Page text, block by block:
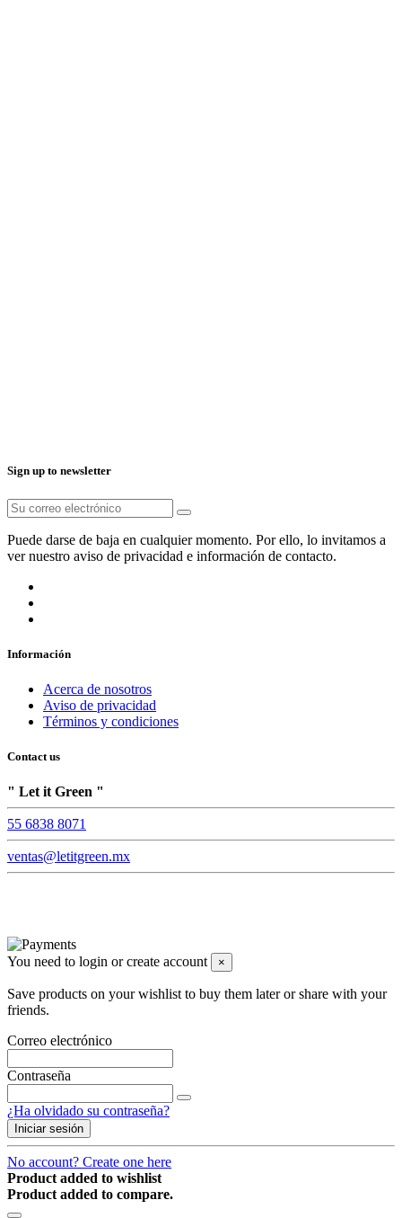
Sign up to newsletter
Puede darse de baja en cualquier momento. Por ello, lo invitamos a
ver nuestro aviso de privacidad e información de contacto.
Información
Acerca de nosotros
Aviso de privacidad
Términos y condiciones
Contact us
" Let it Green "
55 6838 8071
ventas@letitgreen.mx
You need to login or create account ×
Save products on your wishlist to buy them later or share with your
friends.
Correo electrónico
Contraseña
¿Ha olvidado su contraseña?
Iniciar sesión
No account? Create one here
Product added to wishlist
Product added to compare.